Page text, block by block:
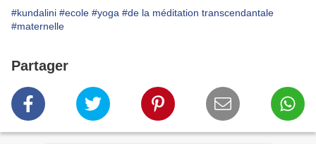
#kundalini #ecole #yoga #de la méditation transcendantale
#maternelle
Partager